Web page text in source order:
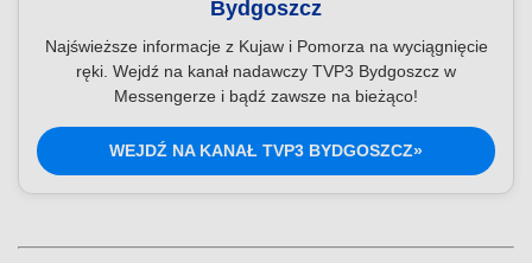
Bydgoszcz
Najświeższe informacje z Kujaw i Pomorza na wyciągnięcie
ręki. Wejdź na kanał nadawczy TVP3 Bydgoszcz w
Messengerze i bądź zawsze na bieżąco!
WEJDŹ NA KANAŁ TVP3 BYDGOSZCZ»